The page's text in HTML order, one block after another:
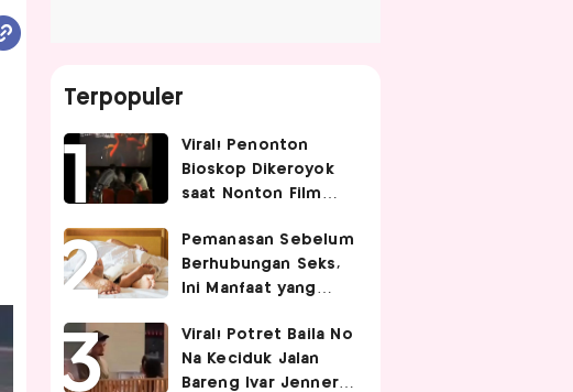
Terpopuler
Viral! Penonton
Bioskop Dikeroyok
saat Nonton Film
Pemanasan Sebelum
Berhubungan Seks,
Ini Manfaat yang
Pasangan
Viral! Potret Baila No
Na Keciduk Jalan
Bareng Ivar Jenner,